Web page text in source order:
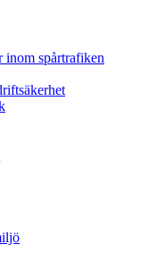
inom spårtrafiken